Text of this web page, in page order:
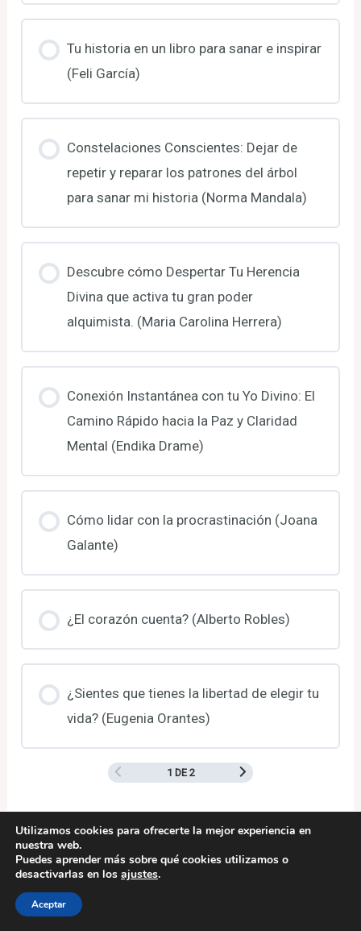
Tu historia en un libro para sanar e inspirar
(Feli García)
Constelaciones Conscientes: Dejar de
repetir y reparar los patrones del árbol
para sanar mi historia (Norma Mandala)
Descubre cómo Despertar Tu Herencia
Divina que activa tu gran poder
alquimista. (Maria Carolina Herrera)
Conexión Instantánea con tu Yo Divino: El
Camino Rápido hacia la Paz y Claridad
Mental (Endika Drame)
Cómo lidar con la procrastinación (Joana
Galante)
¿El corazón cuenta? (Alberto Robles)
¿Sientes que tienes la libertad de elegir tu
vida? (Eugenia Orantes)
1 DE 2
Utilizamos cookies para ofrecerte la mejor experiencia en
nuestra web.
Puedes aprender más sobre qué cookies utilizamos o
desactivarlas en los ajustes.
Aceptar